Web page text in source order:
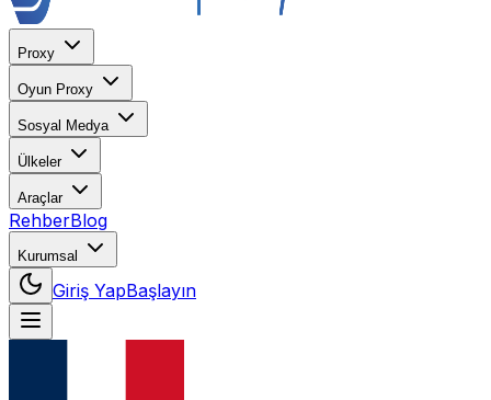
Proxy
Oyun Proxy
Sosyal Medya
Ülkeler
Araçlar
RehberBlog
Kurumsal
Giriş YapBaşlayın